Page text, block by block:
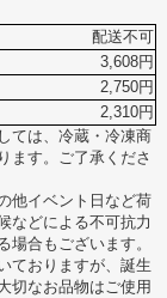
配送不可
3,608円
2,750円
2,310円
ては、冷蔵・冷凍商
ます。ご了承くださ
他イベント日など荷
などによる不可抗力
場合もございます。
ておりますが、誕生
切なお品物はご使用